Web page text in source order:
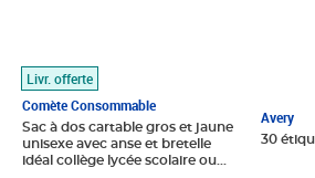
Livr. offerte
Comète Consommable
Sac à dos cartable gros et jaune
unisexe avec anse et bretelle
idéal collège lycée scolaire ou
Avery
30